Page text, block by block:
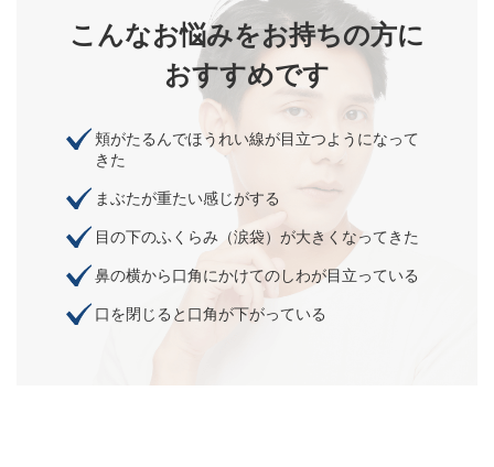
こんなお悩みをお持ちの方に
おすすめです
頬がたるんでほうれい線が目立つようになって
きた
まぶたが重たい感じがする
目の下のふくらみ（涙袋）が大きくなってきた
鼻の横から口角にかけてのしわが目立っている
口を閉じると口角が下がっている